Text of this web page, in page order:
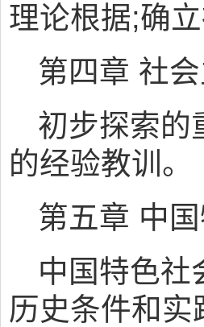
理论根据;确
第四章 社
初步探索的
的经验教训。
第五章 中
中国特色社
历史条件和